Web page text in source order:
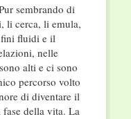
sembrando di
li cerca, li emula,
fluidi e il
nelle
alti e ci sono
percorso volto
di diventare il
della vita. La